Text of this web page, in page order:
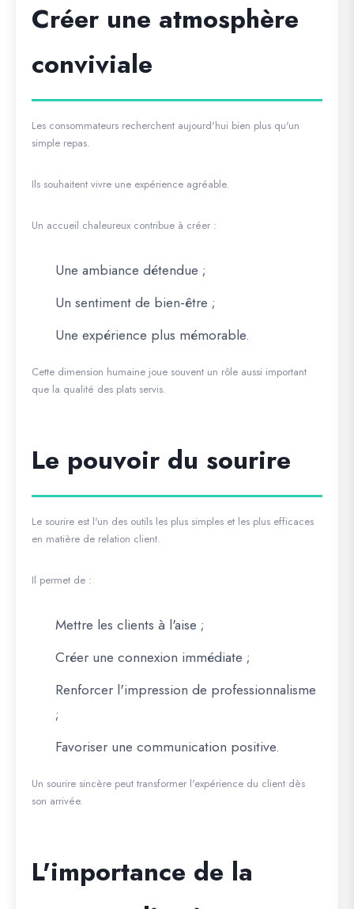
Créer une atmosphère
conviviale
Les consommateurs recherchent aujourd'hui bien plus qu'un
simple repas.
Ils souhaitent vivre une expérience agréable.
Un accueil chaleureux contribue à créer :
Une ambiance détendue ;
Un sentiment de bien-être ;
Une expérience plus mémorable.
Cette dimension humaine joue souvent un rôle aussi important
que la qualité des plats servis.
Le pouvoir du sourire
Le sourire est l'un des outils les plus simples et les plus efficaces
en matière de relation client.
Il permet de :
Mettre les clients à l'aise ;
Créer une connexion immédiate ;
Renforcer l'impression de professionnalisme
;
Favoriser une communication positive.
Un sourire sincère peut transformer l'expérience du client dès
son arrivée.
L'importance de la